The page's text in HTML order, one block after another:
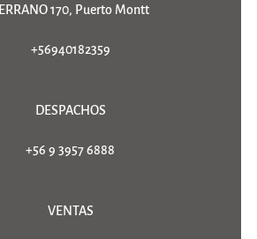
170, Puerto Montt
+56940182359
DESPACHOS
+56 9 3957 6888
VENTAS